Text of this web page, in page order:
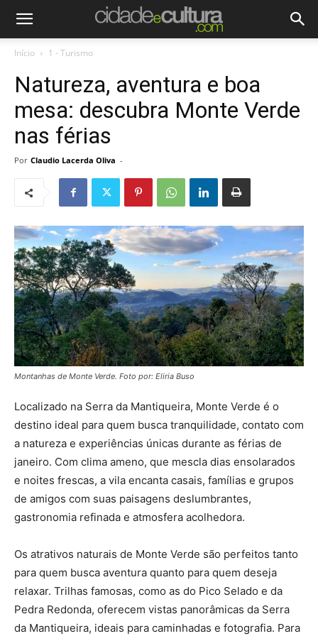
Início 1 - Turismo
Natureza, aventura e boa
mesa: descubra Monte Verde
nas férias
Por Claudio Lacerda Oliva -
Montanhas de Monte Verde. Foto por: Eliria Buso
Localizado na Serra da Mantiqueira, Monte Verde é o
destino ideal para quem busca tranquilidade, contato com
a natureza e experiências únicas durante as férias de
janeiro. Com clima ameno, que mescla dias ensolarados
e noites frescas, a vila encanta casais, famílias e grupos
de amigos com suas paisagens deslumbrantes,
gastronomia refinada e atmosfera acolhedora.
Os atrativos naturais de Monte Verde são perfeitos tanto
para quem busca aventura quanto para quem deseja
relaxar. Trilhas famosas, como as do Pico Selado e da
Pedra Redonda, oferecem vistas panorâmicas da Serra
da Mantiqueira, ideais para caminhadas e fotografia. Para